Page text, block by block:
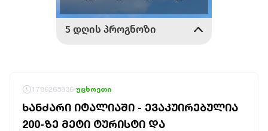
1786265836 უცხოეთი
ᲮᲐᲜᲫᲐᲠᲘ ᲘᲢᲐᲚᲘᲐᲨᲘ - ᲔᲕᲐᲙᲣᲘᲠᲔᲑᲣᲚᲘᲐ
200-ᲖᲔ ᲛᲔᲢᲘ ᲢᲣᲠᲘᲡᲢᲘ ᲓᲐ